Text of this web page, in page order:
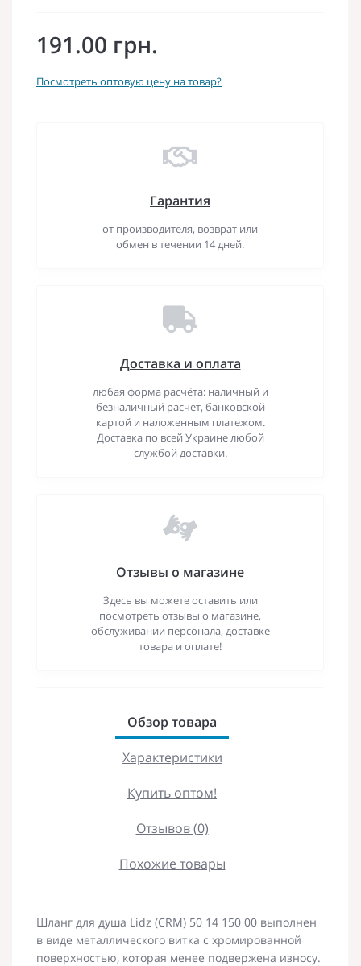
191.00 грн.
Посмотреть оптовую цену на товар?
Гарантия
от производителя, возврат или
обмен в течении 14 дней.
Доставка и оплата
любая форма расчёта: наличный и
безналичный расчет, банковской
картой и наложенным платежом.
Доставка по всей Украине любой
службой доставки.
Отзывы о магазине
Здесь вы можете оставить или
посмотреть отзывы о магазине,
обслуживании персонала, доставке
товара и оплате!
Обзор товара
Характеристики
Купить оптом!
Отзывов (0)
Похожие товары
Шланг для душа Lidz (CRM) 50 14 150 00 выполнен
в виде металлического витка с хромированной
поверхностью, которая менее подвержена износу.